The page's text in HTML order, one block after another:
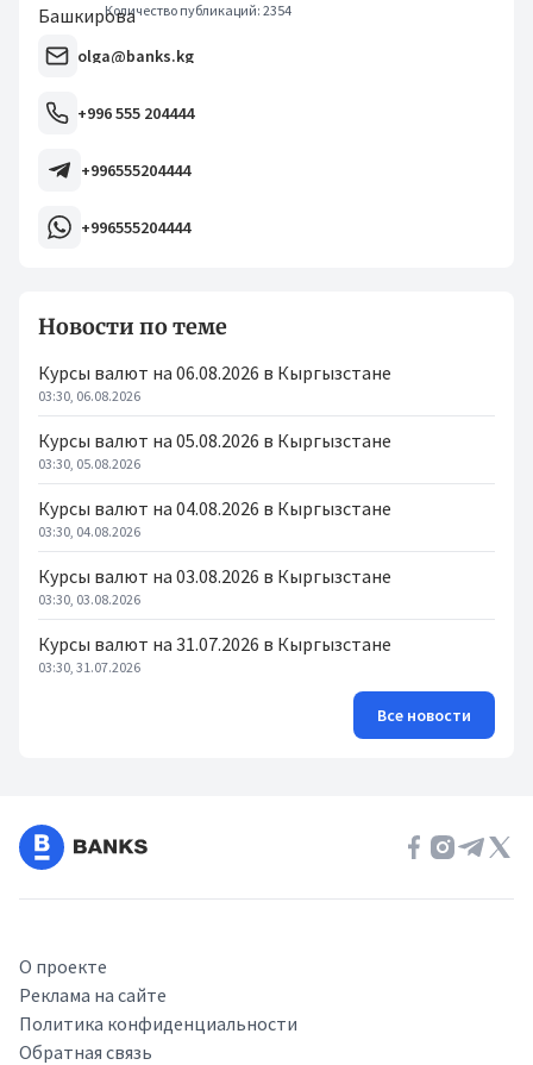
Количество публикаций: 2354
olga@banks.kg
+996 555 204444
+996555204444
+996555204444
Новости по теме
Курсы валют на 06.08.2026 в Кыргызстане
03:30, 06.08.2026
Курсы валют на 05.08.2026 в Кыргызстане
03:30, 05.08.2026
Курсы валют на 04.08.2026 в Кыргызстане
03:30, 04.08.2026
Курсы валют на 03.08.2026 в Кыргызстане
03:30, 03.08.2026
Курсы валют на 31.07.2026 в Кыргызстане
03:30, 31.07.2026
Все новости
О проекте
Реклама на сайте
Политика конфиденциальности
Обратная связь